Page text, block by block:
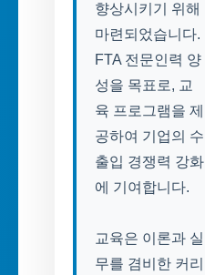
향상시키기 위해
마련되었습니다.
FTA 전문인력 양
성을 목표로, 교
육 프로그램을 제
공하여 기업의 수
출입 경쟁력 강화
에 기여합니다.
교육은 이론과 실
무를 겸비한 커리